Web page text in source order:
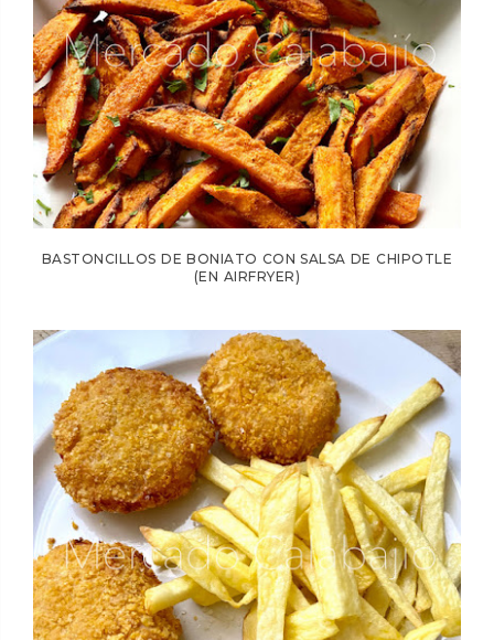
BASTONCILLOS DE BONIATO CON SALSA DE CHIPOTLE
(EN AIRFRYER)